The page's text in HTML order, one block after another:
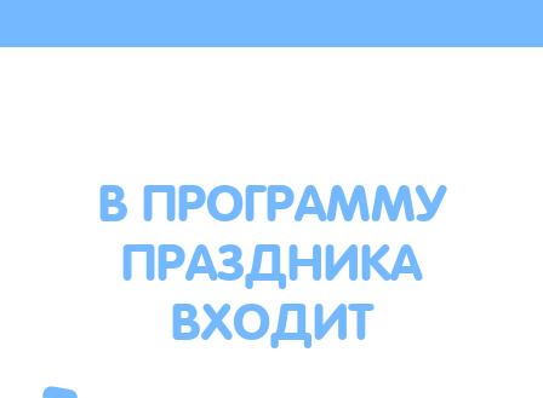
В ПРОГРАММУ
ПРАЗДНИКА
ВХОДИТ